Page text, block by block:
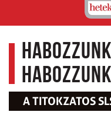
A TITOKZATOS